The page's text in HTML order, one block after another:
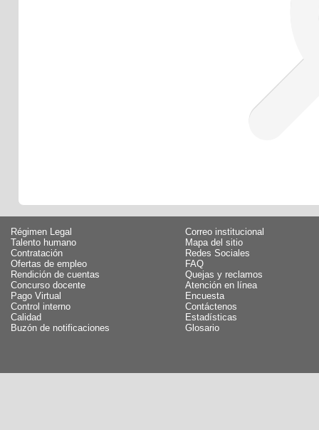
Régimen Legal
Talento humano
Contratación
Ofertas de empleo
Rendición de cuentas
Concurso docente
Pago Virtual
Control interno
Calidad
Buzón de notificaciones
Correo institucional
Mapa del sitio
Redes Sociales
FAQ
Quejas y reclamos
Atención en línea
Encuesta
Contáctenos
Estadísticas
Glosario